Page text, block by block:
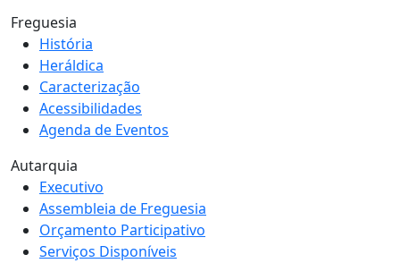
Freguesia
História
Heráldica
Caracterização
Acessibilidades
Agenda de Eventos
Autarquia
Executivo
Assembleia de Freguesia
Orçamento Participativo
Serviços Disponíveis